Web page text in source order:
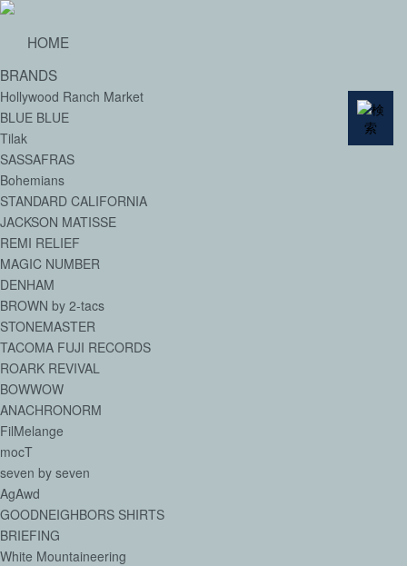
HOME
BRANDS
Hollywood Ranch Market
BLUE BLUE
Tilak
SASSAFRAS
Bohemians
STANDARD CALIFORNIA
JACKSON MATISSE
REMI RELIEF
MAGIC NUMBER
DENHAM
BROWN by 2-tacs
STONEMASTER
TACOMA FUJI RECORDS
ROARK REVIVAL
BOWWOW
ANACHRONORM
FilMelange
mocT
seven by seven
AgAwd
GOODNEIGHBORS SHIRTS
BRIEFING
White Mountaineering